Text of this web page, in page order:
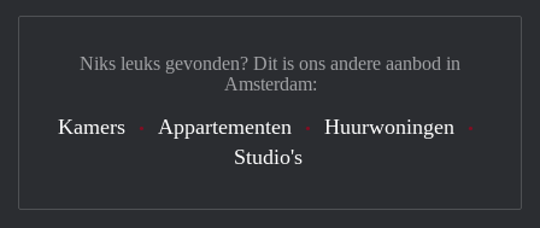
Niks leuks gevonden? Dit is ons andere aanbod in
Amsterdam:
Kamers Appartementen
Huurwoningen
Studio's